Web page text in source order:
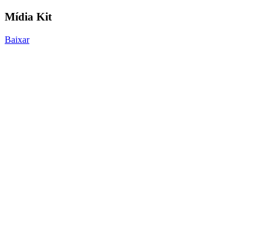
Mídia Kit
Baixar